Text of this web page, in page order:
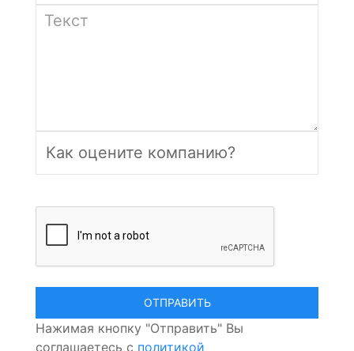
Нажимая кнопку "Отправить" Вы
соглашаетесь с политикой